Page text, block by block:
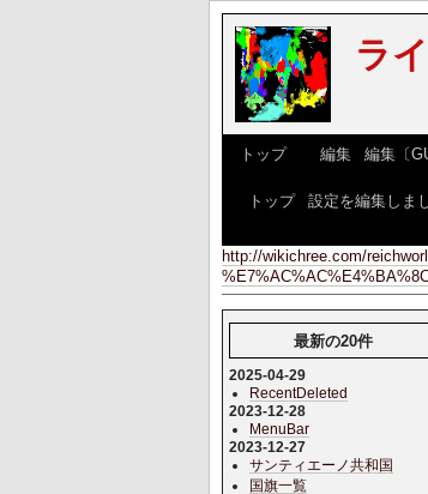
ラ
トップ] [ 編集| 編集〔
トップ| 設定を編集しま
http://wikichree.com/
最新の20件
2025-04-29
RecentDeleted
2023-12-28
MenuBar
2023-12-27
サンティエーノ共和国
国旗一覧